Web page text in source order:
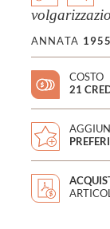
ANNATA 1955
COSTO
21